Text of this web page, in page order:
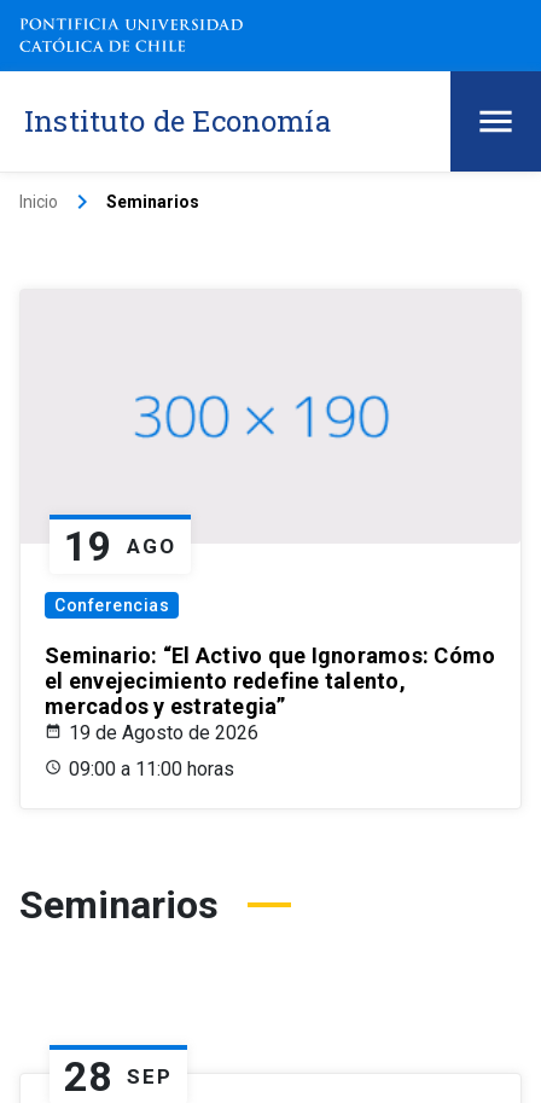
Instituto de Economía
Inicio keyboard_arrow_right Seminarios
19 AGO
Conferencias
Seminario: “El Activo que Ignoramos: Cómo
el envejecimiento redefine talento,
mercados y estrategia”
19 de Agosto de 2026
09:00 a 11:00 horas
Seminarios
28 SEP